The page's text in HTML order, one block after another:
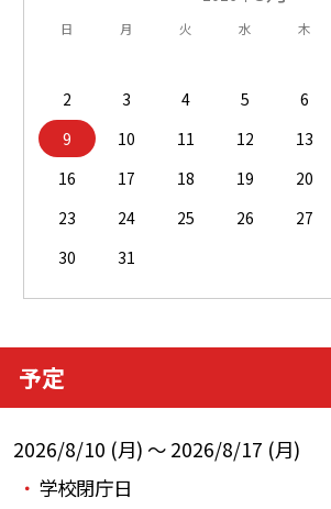
日 月 火 水 木
2
3 4 5 6
9
10 11 12 13
16
17 18 19 20
23
24 25 26 27
30
31
予定
2026/8/10 (月) ～ 2026/8/17 (月)
学校閉庁日